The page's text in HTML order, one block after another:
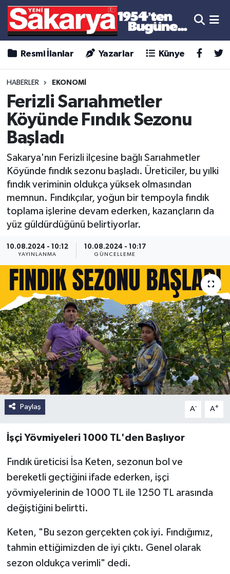
Resmi İlanlar Yazarlar Künye
HABERLER EKONOMİ
Ferizli Sarıahmetler
Köyünde Fındık Sezonu
Başladı
Sakarya'nın Ferizli ilçesine bağlı Sarıahmetler
Köyünde fındık sezonu başladı. Üreticiler, bu yılki
fındık veriminin oldukça yüksek olmasından
memnun. Fındıkçılar, yoğun bir tempoyla fındık
toplama işlerine devam ederken, kazançların da
yüz güldürdüğünü belirtiyorlar.
10.08.2024 - 10:12
YAYINLANMA
10.08.2024 - 10:17
GÜNCELLEME
Paylaş A- A+
İşçi Yövmiyeleri 1000 TL'den Başlıyor
Fındık üreticisi İsa Keten, sezonun bol ve
bereketli geçtiğini ifade ederken, işçi
yövmiyelerinin de 1000 TL ile 1250 TL arasında
değiştiğini belirtti.
Keten, "Bu sezon gerçekten çok iyi. Fındığımız,
tahmin ettiğimizden de iyi çıktı. Genel olarak
sezon oldukça verimli" dedi.